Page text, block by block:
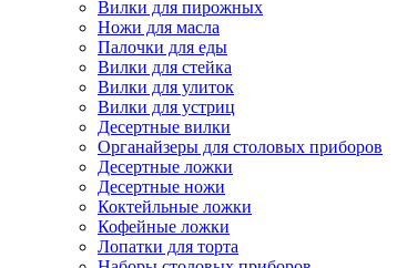
Вилки для пирожных
Ножи для масла
Палочки для еды
Вилки для стейка
Вилки для улиток
Вилки для устриц
Десертные вилки
Органайзеры для столовых приборов
Десертные ложки
Десертные ножи
Коктейльные ложки
Кофейные ложки
Лопатки для торта